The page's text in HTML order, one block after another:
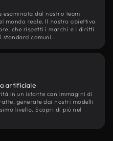
esaminata dal nostro team
mondo reale. Il nostro obiettivo
che rispetti i marchi e i diritti
standard comuni.
artificiale
in un istante con immagini di
generate dai nostri modelli
livello. Scopri di più nel